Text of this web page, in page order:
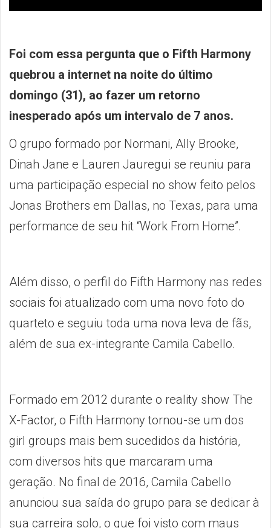
Foi com essa pergunta que o Fifth Harmony
quebrou a internet na noite do último
domingo (31), ao fazer um retorno
inesperado após um intervalo de 7 anos.
O grupo formado por Normani, Ally Brooke,
Dinah Jane e Lauren Jauregui se reuniu para
uma participação especial no show feito pelos
Jonas Brothers em Dallas, no Texas, para uma
performance de seu hit “Work From Home”.
Além disso, o perfil do Fifth Harmony nas redes
sociais foi atualizado com uma novo foto do
quarteto e seguiu toda uma nova leva de fãs,
além de sua ex-integrante Camila Cabello.
Formado em 2012 durante o reality show The
X-Factor, o Fifth Harmony tornou-se um dos
girl groups mais bem sucedidos da história,
com diversos hits que marcaram uma
geração. No final de 2016, Camila Cabello
anunciou sua saída do grupo para se dedicar à
sua carreira solo, o que foi visto com maus